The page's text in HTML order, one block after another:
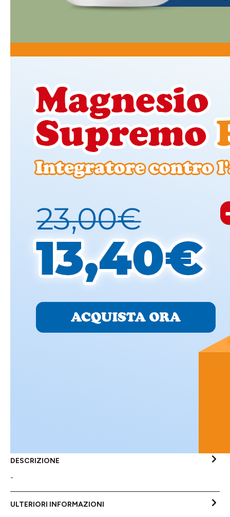
DESCRIZIONE
-
ULTERIORI INFORMAZIONI